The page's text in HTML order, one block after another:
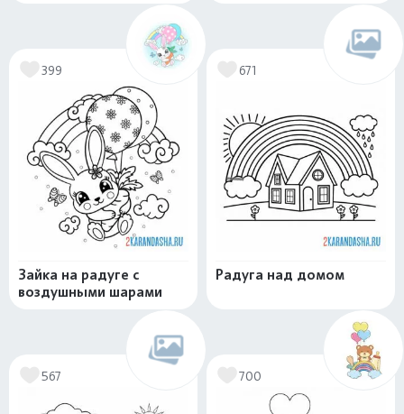
399
Зайка на радуге с
воздушными шарами
671
Радуга над домом
567 700